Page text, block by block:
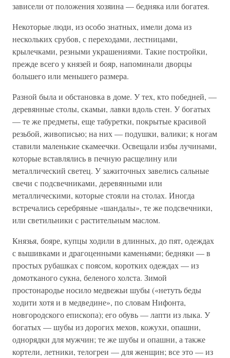
зависели от положения хозяина — бедняка или богатея.
Некоторые люди, из особо знатных, имели дома из
нескольких срубов, с переходами, лестницами,
крылечками, резными украшениями. Такие постройки,
прежде всего у князей и бояр, напоминали дворцы
большего или меньшего размера.
Разной была и обстановка в доме. У тех, кто победней, —
деревянные столы, скамьи, лавки вдоль стен. У богатых
— те же предметы, еще табуретки, покрытые красивой
резьбой, живописью; на них — подушки, валики; к ногам
ставили маленькие скамеечки. Освещали избы лучинами,
которые вставлялись в печную расщелину или
металлический светец. У зажиточных завелись сальные
свечи с подсвечниками, деревянными или
металлическими, которые стояли на столах. Иногда
встречались серебряные «шандалы», те же подсвечники,
или светильники с растительным маслом.
Князья, бояре, купцы ходили в длинных, до пят, одеждах
с вышивками и драгоценными каменьями; бедняки — в
простых рубашках с поясом, коротких одеждах — из
домотканого сукна, беленого холста. Зимой
простонародье носило медвежьи шубы («нетуть беды
ходити хотя и в медведине», по словам Нифонта,
новгородского епископа); его обувь — лапти из лыка. У
богатых — шубы из дорогих мехов, кожухи, опашни,
однорядки для мужчин; те же шубы и опашни, а также
кортели, летники, телогреи — для женщин; все это — из